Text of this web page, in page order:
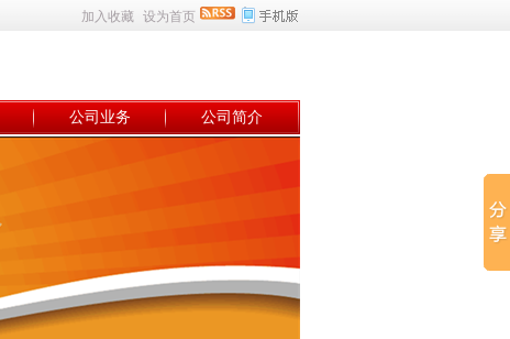
加入收藏 设为首页
公司业务 公司简介